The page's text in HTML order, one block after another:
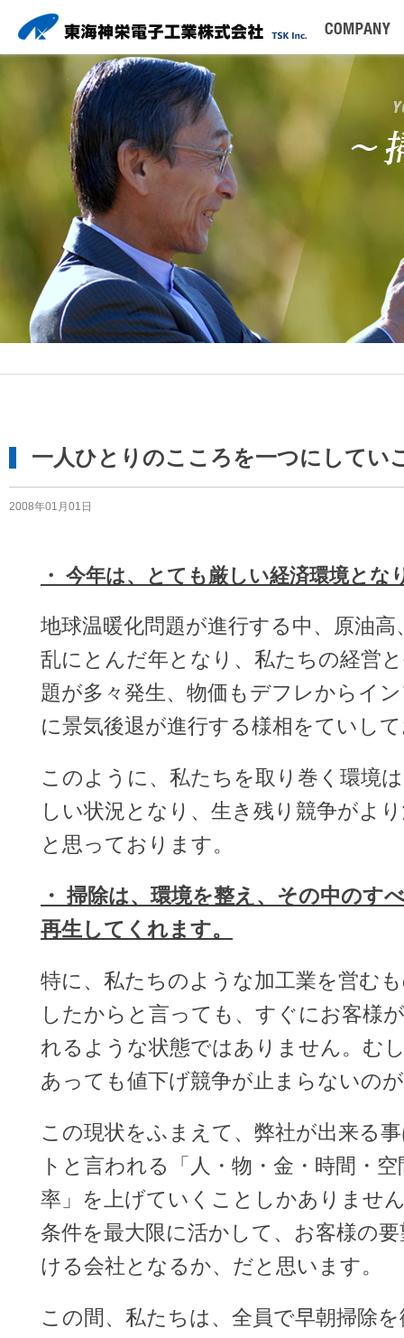
一人ひとりのこころを一つにしてい
2008年01月01日
・ 今年は、とても厳しい経済環境とな
地球温暖化問題が進行する中、原油高
乱にとんだ年となり、私たちの経営
題が多々発生、物価もデフレからイ
に景気後退が進行する様相をていし
このように、私たちを取り巻く環境
しい状況となり、生き残り競争がよ
と思っております。
・ 掃除は、環境を整え、その中のす
再生してくれます。
特に、私たちのような加工業を営む
したからと言っても、すぐにお客様
れるような状態ではありません。む
あっても値下げ競争が止まらないの
この現状をふまえて、弊社が出来る
トと言われる「人・物・金・時間・
率」を上げていくことしかありませ
条件を最大限に活かして、お客様の
ける会社となるか、だと思います。
この間、私たちは、全員で早朝掃除